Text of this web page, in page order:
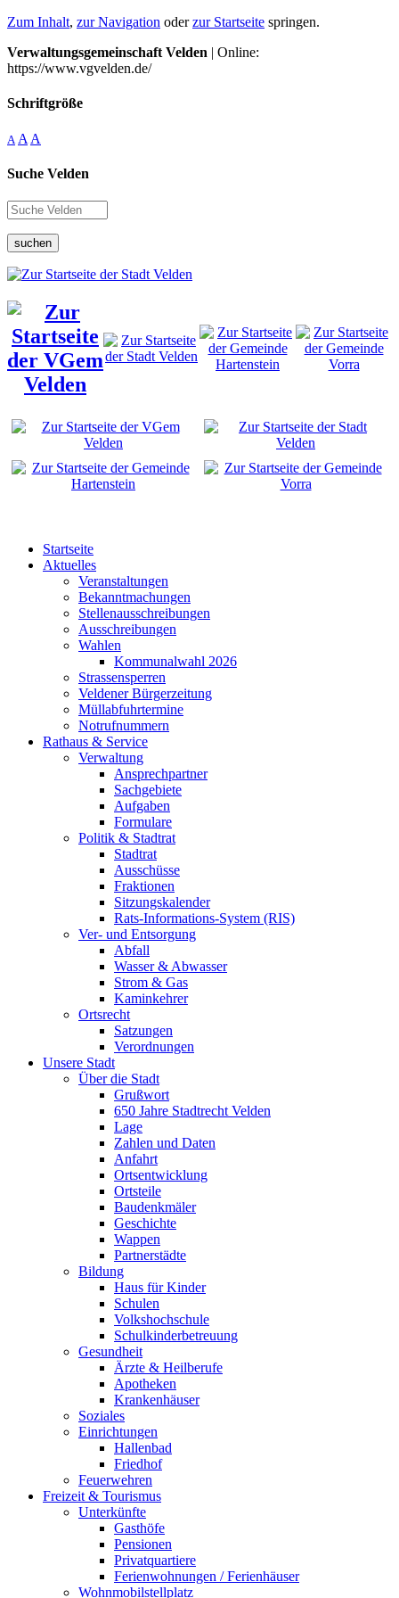
Zum Inhalt, zur Navigation oderzur Startseite springen.
Verwaltungsgemeinschaft Velden | Online:
https://www.vgvelden.de/
Schriftgröße
A A A
Suche Velden
suchen
Startseite
Aktuelles
Veranstaltungen
Bekanntmachungen
Stellenausschreibungen
Ausschreibungen
Wahlen
Kommunalwahl 2026
Strassensperren
Veldener Bürgerzeitung
Müllabfuhrtermine
Notrufnummern
Rathaus & Service
Verwaltung
Ansprechpartner
Sachgebiete
Aufgaben
Formulare
Politik & Stadtrat
Stadtrat
Ausschüsse
Fraktionen
Sitzungskalender
Rats-Informations-System (RIS)
Ver- und Entsorgung
Abfall
Wasser & Abwasser
Strom & Gas
Kaminkehrer
Ortsrecht
Satzungen
Verordnungen
Unsere Stadt
Über die Stadt
Grußwort
650 Jahre Stadtrecht Velden
Lage
Zahlen und Daten
Anfahrt
Ortsentwicklung
Ortsteile
Baudenkmäler
Geschichte
Wappen
Partnerstädte
Bildung
Haus für Kinder
Schulen
Volkshochschule
Schulkinderbetreuung
Gesundheit
Ärzte & Heilberufe
Apotheken
Krankenhäuser
Soziales
Einrichtungen
Hallenbad
Friedhof
Feuerwehren
Freizeit & Tourismus
Unterkünfte
Gasthöfe
Pensionen
Privatquartiere
Ferienwohnungen / Ferienhäuser
Wohnmobilstellplatz